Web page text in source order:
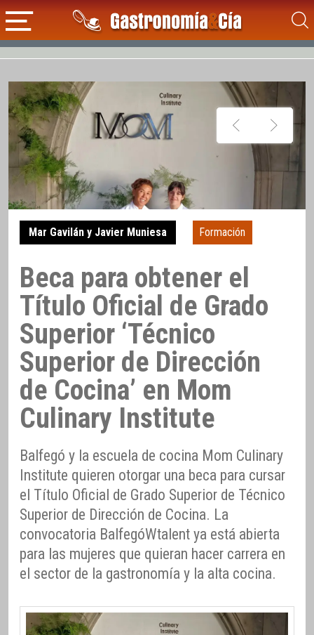
Mar Gavilán y Javier Muniesa Formación
Beca para obtener el
Título Oficial de Grado
Superior ‘Técnico
Superior de Dirección
de Cocina’ en Mom
Culinary Institute
Balfegó y la escuela de cocina Mom Culinary
Institute quieren otorgar una beca para cursar
el Título Oficial de Grado Superior de Técnico
Superior de Dirección de Cocina. La
convocatoria BalfegóWtalent ya está abierta
para las mujeres que quieran hacer carrera en
el sector de la gastronomía y la alta cocina.